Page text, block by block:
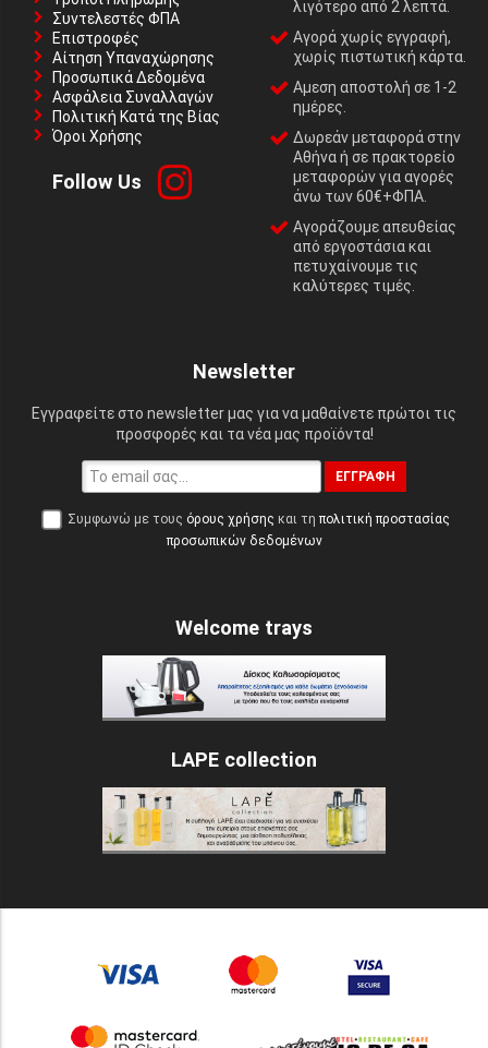
Συντελεστές ΦΠΑ
Επιστροφές
Αίτηση Υπαναχώρησης
Προσωπικά Δεδομένα
Ασφάλεια Συναλλαγών
Πολιτική Κατά της Βίας
Όροι Χρήσης
Follow Us
λιγότερο από 2 λεπτά.
Αγορά χωρίς εγγραφή,
χωρίς πιστωτική κάρτα.
Αμεση αποστολή σε 1-2
ημέρες.
Δωρεάν μεταφορά στην
Αθήνα ή σε πρακτορείο
μεταφορών για αγορές
άνω των 60€+ΦΠΑ.
Αγοράζουμε απευθείας
από εργοστάσια και
πετυχαίνουμε τις
καλύτερες τιμές.
Newsletter
Εγγραφείτε στο newsletter μας για να μαθαίνετε πρώτοι τις
προσφορές και τα νέα μας προϊόντα!
ΕΓΓΡΑΦΉ
Συμφωνώ με τους όρους χρήσης και τη πολιτική προστασίας
προσωπικών δεδομένων
Welcome trays
LAPE collection